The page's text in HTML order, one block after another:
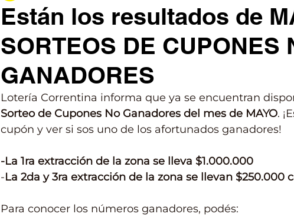
Están los resultados de
SORTEOS DE CUPONES
GANADORES
Lotería Correntina informa que ya se encuentran
Sorteo de Cupones No Ganadores del mes de MAYO.
cupón y ver si sos uno de los afortunados ganadores!
-La 1ra extracción de la zona se lleva $1.000.000
-La 2da y 3ra extracción de la zona se llevan $250.000
Para conocer los números ganadores, podés: